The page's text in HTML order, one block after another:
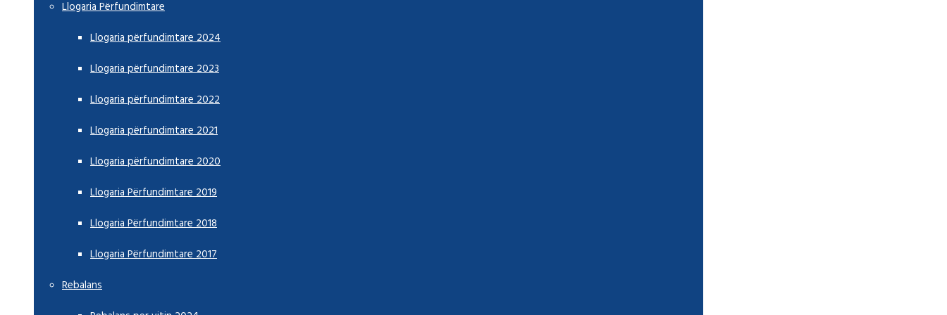
Llogaria Përfundimtare
Llogaria përfundimtare 2024
Llogaria përfundimtare 2023
Llogaria përfundimtare 2022
Llogaria përfundimtare 2021
Llogaria përfundimtare 2020
Llogaria Përfundimtare 2019
Llogaria Përfundimtare 2018
Llogaria Përfundimtare 2017
Rebalans